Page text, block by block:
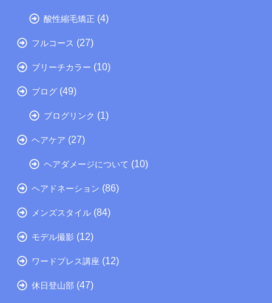
酸性縮毛矯正 (4)
フルコース (27)
ブリーチカラー (10)
ブログ (49)
ブログリンク (1)
ヘアケア (27)
ヘアダメージについて (10)
ヘアドネーション (86)
メンズスタイル (84)
モデル撮影 (12)
ワードプレス講座 (12)
休日登山部 (47)